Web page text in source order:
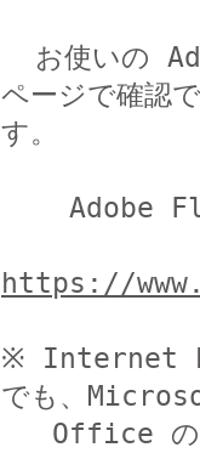
ページで確認
す。
https://
※ Internet
でも、